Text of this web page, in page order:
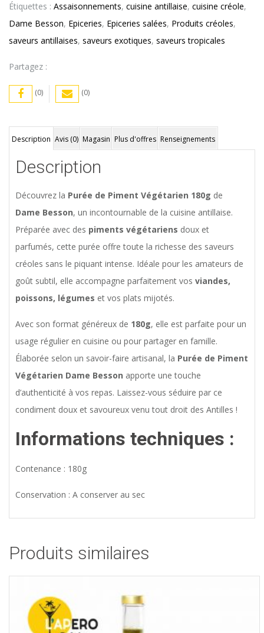
(180g)
Étiquettes : Assaisonnements, cuisine antillaise, cuisine créole,
Dame Besson, Epiceries, Epiceries salées, Produits créoles,
saveurs antillaises, saveurs exotiques, saveurs tropicales
Partagez :
(0) (0)
Description Avis (0) Magasin Plus d'offres Renseignements
Description
Découvrez la Purée de Piment Végétarien 180g de
Dame Besson, un incontournable de la cuisine antillaise.
Préparée avec des piments végétariens doux et
parfumés, cette purée offre toute la richesse des saveurs
créoles sans le piquant intense. Idéale pour les amateurs de
goût subtil, elle accompagne parfaitement vos viandes,
poissons, légumes et vos plats mijotés.
Avec son format généreux de 180g, elle est parfaite pour un
usage régulier en cuisine ou pour partager en famille.
Élaborée selon un savoir-faire artisanal, la Purée de Piment
Végétarien Dame Besson apporte une touche
d’authenticité à vos repas. Laissez-vous séduire par ce
condiment doux et savoureux venu tout droit des Antilles !
Informations techniques :
Contenance : 180g
Conservation : A conserver au sec
Produits similaires